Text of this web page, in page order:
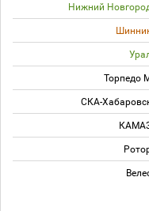
Нижний
Торпедо
СКА-